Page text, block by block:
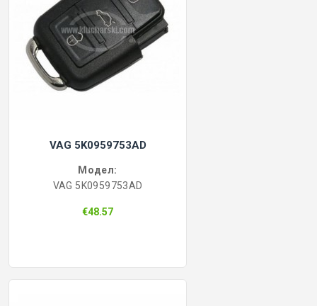
VAG 5K0959753AD
Модел:
VAG 5K0959753AD
€48.57